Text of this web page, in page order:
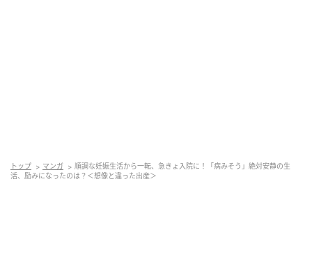
トップ マンガ
順調な妊娠生活から一転、急きょ入院に！「病みそう」絶対安静の生
活、励みになったのは？＜想像と違った出産＞